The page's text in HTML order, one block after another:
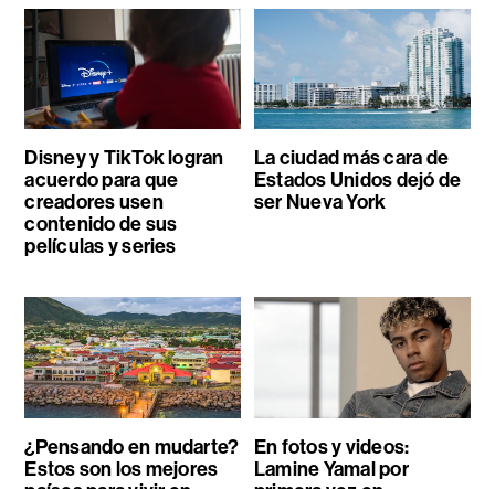
Disney y TikTok logran
acuerdo para que
creadores usen
contenido de sus
películas y series
La ciudad más cara de
Estados Unidos dejó de
ser Nueva York
¿Pensando en mudarte?
Estos son los mejores
En fotos y videos:
Lamine Yamal por